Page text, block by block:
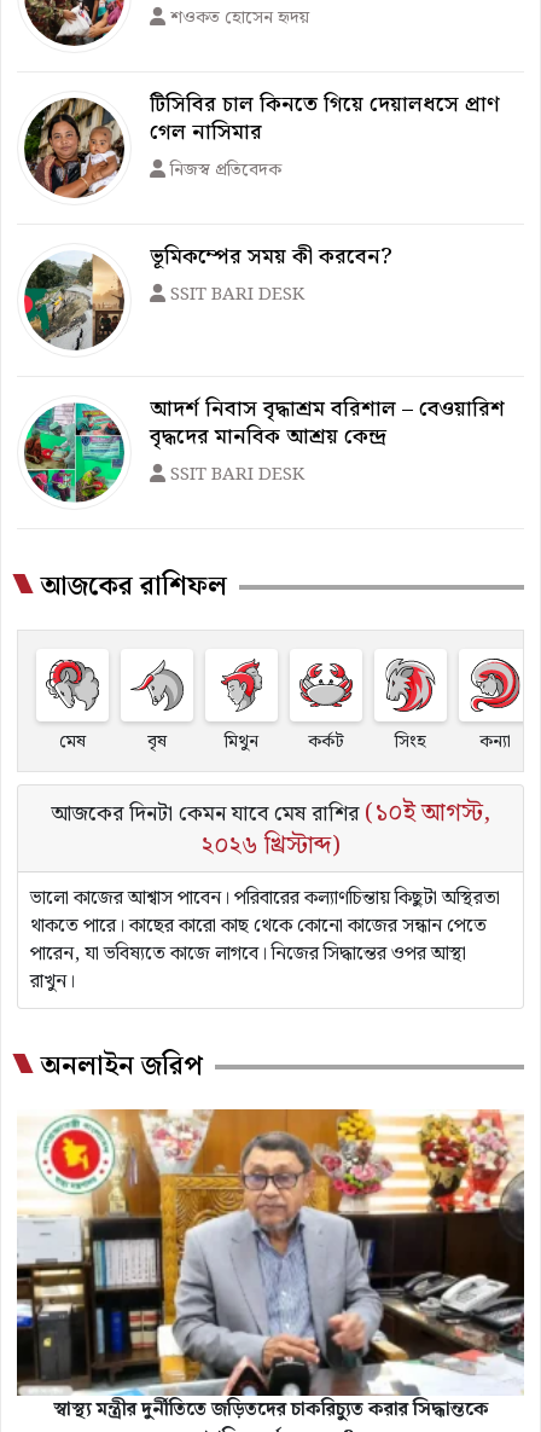
শওকত হোসেন হৃদয়
টিসিবির চাল কিনতে গিয়ে দেয়ালধসে প্রাণ
গেল নাসিমার
নিজস্ব প্রতিবেদক
ভূমিকম্পের সময় কী করবেন?
SSIT BARI DESK
আদর্শ নিবাস বৃদ্ধাশ্রম বরিশাল – বেওয়ারিশ
বৃদ্ধদের মানবিক আশ্রয় কেন্দ্র
SSIT BARI DESK
আজকের রাশিফল
মেষ বৃষ মিথুন কর্কট সিংহ কন্যা
আজকের দিনটা কেমন যাবে মেষ রাশির(১০ই আগস্ট,
২০২৬ খ্রিস্টাব্দ)
ভালো কাজের আশ্বাস পাবেন। পরিবারের কল্যাণচিন্তায় কিছুটা অস্থিরতা
থাকতে পারে। কাছের কারো কাছ থেকে কোনো কাজের সন্ধান পেতে
পারেন, যা ভবিষ্যতে কাজে লাগবে। নিজের সিদ্ধান্তের ওপর আস্থা
রাখুন।
অনলাইন জরিপ
স্বাস্থ্য মন্ত্রীর দুর্নীতিতে জড়িতদের চাকরিচ্যুত করার সিদ্ধান্তকে